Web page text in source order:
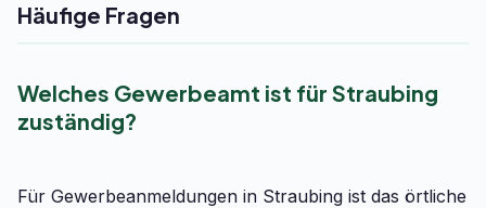
Häufige Fragen
Welches Gewerbeamt ist für Straubing
zuständig?
Für Gewerbeanmeldungen in Straubing ist das örtliche